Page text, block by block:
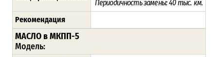
Периодичность замены: 40 тыс. км.
Рекомендация
МАСЛО в МКПП-5
Модель: